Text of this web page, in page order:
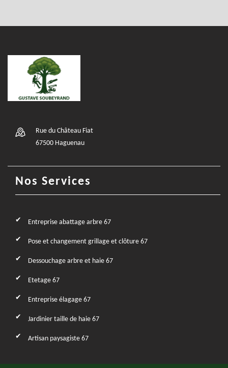
Rue du Château Fiat
67500 Haguenau
Nos Services
Entreprise abattage arbre 67
Pose et changement grillage et clôture 67
Dessouchage arbre et haie 67
Etetage 67
Entreprise élagage 67
Jardinier taille de haie 67
Artisan paysagiste 67